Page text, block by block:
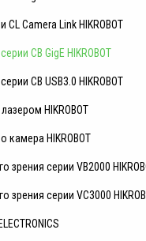
Camera Link HIKROBOT
CB GigE HIKROBOT
CB USB3.0 HIKROBOT
HIKROBOT
камера HIKROBOT
зрения серии VB2000
зрения серии VC3000